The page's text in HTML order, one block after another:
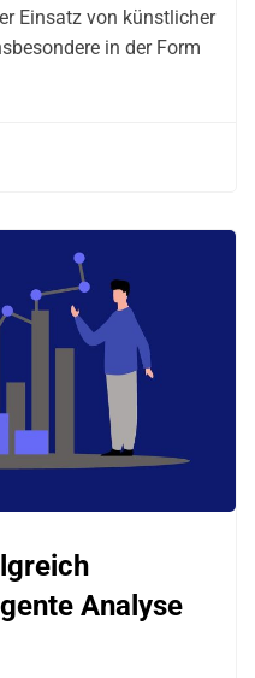
Einsatz von künstlicher
in der Form
Analyse